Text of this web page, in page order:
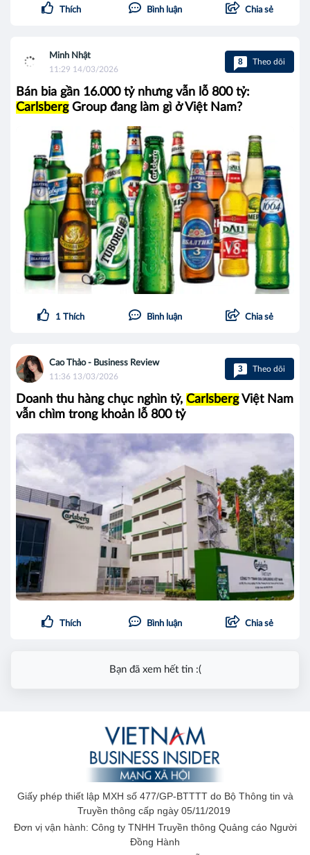
Thích Bình luận Chia sẻ
Minh Nhật
11:29 14/03/2026
8 Theo dõi
Bán bia gần 16.000 tỷ nhưng vẫn lỗ 800 tỷ:
CarlsbergGroup đang làm gì ở Việt Nam?
1 Thích Bình luận Chia sẻ
Cao Thảo - Business Review
11:36 13/03/2026
3 Theo dõi
Doanh thu hàng chục nghìn tỷ, CarlsbergViệt Nam
vẫn chìm trong khoản lỗ 800 tỷ
Thích Bình luận Chia sẻ
Bạn đã xem hết tin :(
Giấy phép thiết lập MXH số 477/GP-BTTTT do Bộ Thông tin và
Truyền thông cấp ngày 05/11/2019
Đơn vị vận hành: Công ty TNHH Truyền thông Quảng cáo Người
Đồng Hành